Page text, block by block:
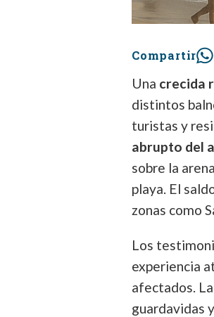
Compartir
Una crecida
distintos
turistas y
abrupto del
sobre la
playa. El
zonas como
Los
experiencia
afectados.
guardavidas